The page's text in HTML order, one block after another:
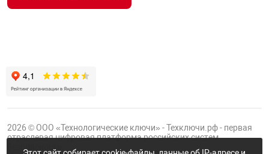
2026 © ООО «Технологические ключи» - Техключи.рф - первая
отраслевая цифровая платформа российских систем